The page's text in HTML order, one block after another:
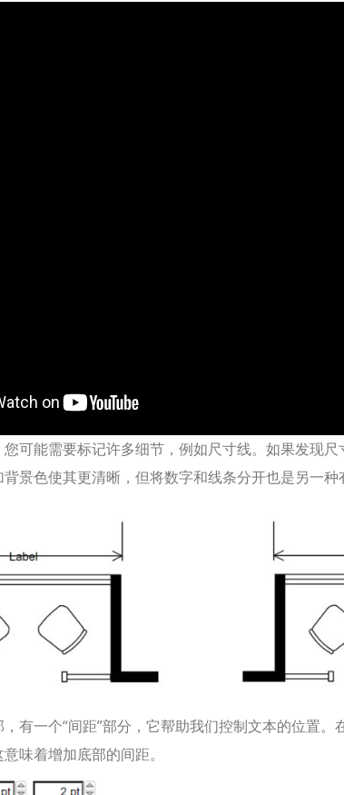
可能需要标记许多细节，例如尺寸线。如果发现
景色使其更清晰，但将数字和线条分开也是另一种
有一个“间距”部分，它帮助我们控制文本的位置
味着增加底部的间距。